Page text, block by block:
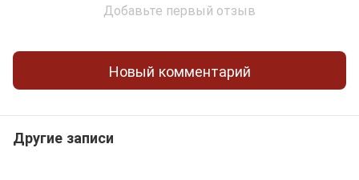
Добавьте первый отзыв
Новый комментарий
Другие записи